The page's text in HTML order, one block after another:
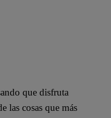
que disfruta
las cosas que más